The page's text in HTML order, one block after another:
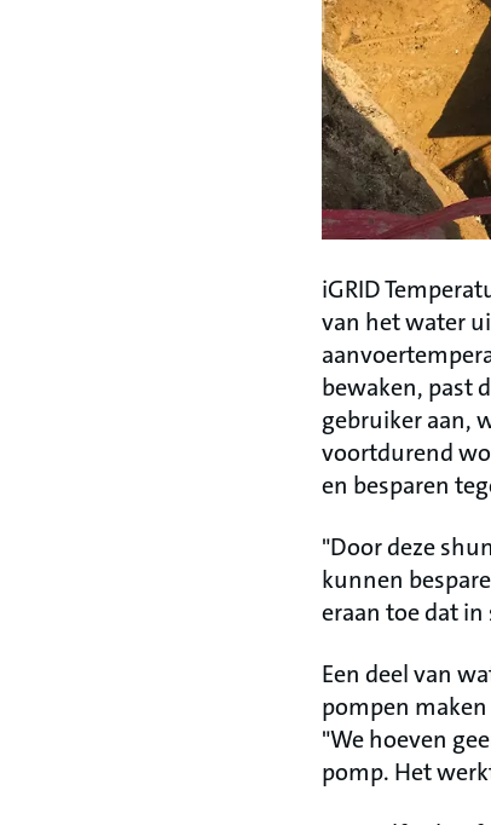
iGRID
van het water
bewaken, past
gebruiker aan,
voortdurend
en besparen
"Door deze
kunnen
eraan toe dat
Een deel van
pompen
"We hoeven
pomp. Het